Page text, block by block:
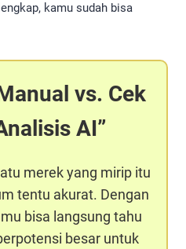
kamu sudah bisa
vs. Cek
AI
merek yang mirip itu
tentu akurat. Dengan
bisa langsung tahu
besar untuk